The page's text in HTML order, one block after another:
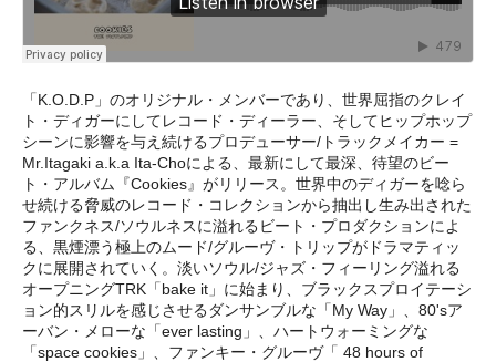
「K.O.D.P」のオリジナル・メンバーであり、世界屈指のクレイ
ト・ディガーにしてレコード・ディーラー、そしてヒップホップ
シーンに影響を与え続けるプロデューサー/トラックメイカー =
Mr.Itagaki a.k.a Ita-Choによる、最新にして最深、待望のビー
ト・アルバム『Cookies』がリリース。世界中のディガーを唸ら
せ続ける脅威のレコード・コレクションから抽出し生み出された
ファンクネス/ソウルネスに溢れるビート・プロダクションによ
る、黒煙漂う極上のムード/グルーヴ・トリップがドラマティッ
クに展開されていく。淡いソウル/ジャズ・フィーリング溢れる
オープニングTRK「bake it」に始まり、ブラックスプロイテーシ
ョン的スリルを感じさせるダンサンブルな「My Way」、80'sア
ーバン・メローな「ever lasting」、ハートウォーミングな
「space cookies」、ファンキー・グルーヴ「 48 hours of